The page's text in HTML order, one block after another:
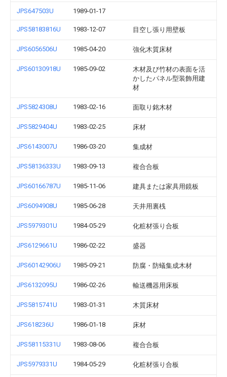
JPS647503U 1989-01-17
JPS58183816U 1983-12-07 目空し張り用壁板
JPS6056506U 1985-04-20 強化木質床材
JPS60130918U 1985-09-02
木材及び竹材の表面を活
かしたパネル型装飾用建
材
JPS5824308U 1983-02-16 面取り銘木材
JPS5829404U 1983-02-25 床材
JPS6143007U 1986-03-20 集成材
JPS58136333U 1983-09-13 複合合板
JPS60166787U 1985-11-06 建具または家具用鏡板
JPS6094908U 1985-06-28 天井用裏桟
JPS5979301U 1984-05-29 化粧材張り合板
JPS6129661U 1986-02-22 盛器
JPS60142906U 1985-09-21 防腐・防蟻集成木材
JPS6132095U 1986-02-26 輸送機器用床板
JPS5815741U 1983-01-31 木質床材
JPS618236U 1986-01-18 床材
JPS58115331U 1983-08-06 複合合板
JPS5979331U 1984-05-29 化粧材張り合板